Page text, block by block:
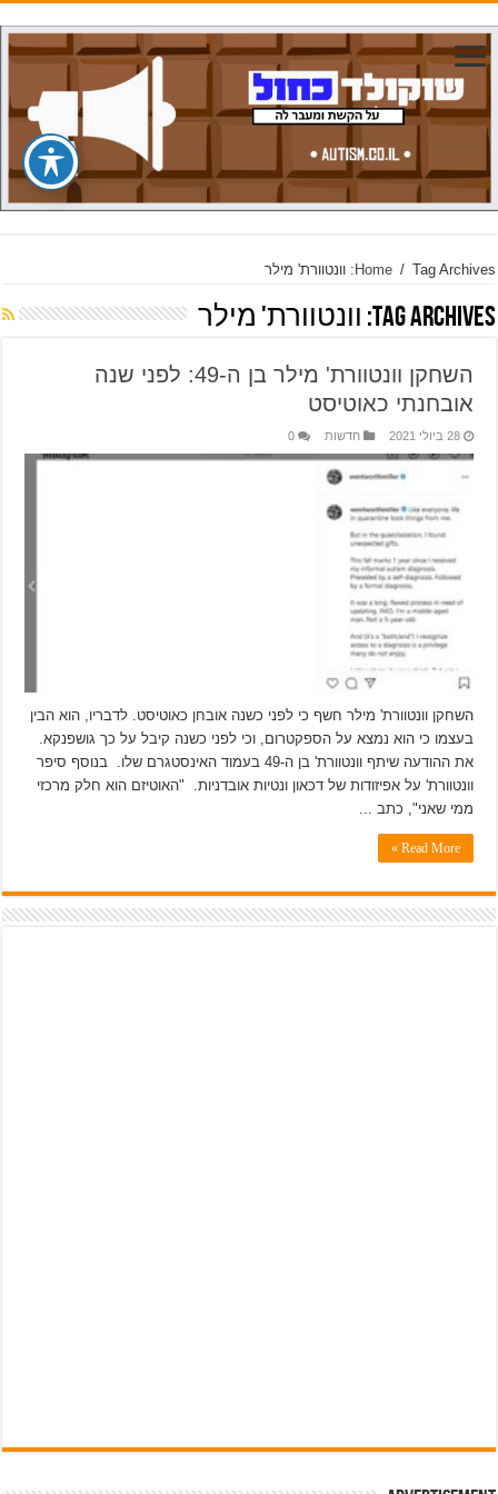
Home / Tag Archives: וונטוורת' מילר
Tag Archives: וונטוורת' מילר
השחקן וונטוורת' מילר בן ה-49: לפני שנה
אובחנתי כאוטיסט
28 ביולי 2021 חדשות 0
השחקן וונטוורת' מילר חשף כי לפני כשנה אובחן כאוטיסט. לדבריו, הוא הבין
בעצמו כי הוא נמצא על הספקטרום, וכי לפני כשנה קיבל על כך גושפנקא.
את ההודעה שיתף וונטוורת' בן ה-49 בעמוד האינסטגרם שלו. בנוסף סיפר
וונטוורת' על אפיזודות של דכאון ונטיות אובדניות. "האוטיזם הוא חלק מרכזי
ממי שאני", כתב ...
Read More »